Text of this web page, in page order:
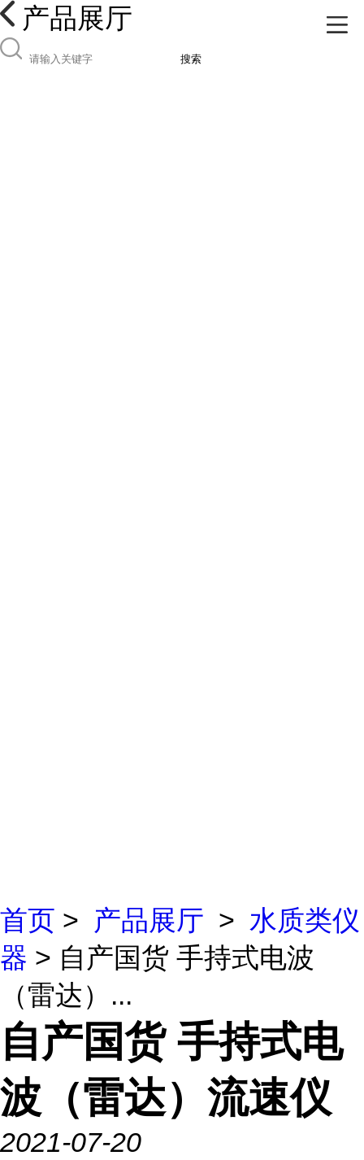
产品展厅
搜索
首页 > 产品展厅 > 水质类仪
器 > 自产国货 手持式电波
（雷达）...
自产国货 手持式电
波（雷达）流速仪
2021-07-20